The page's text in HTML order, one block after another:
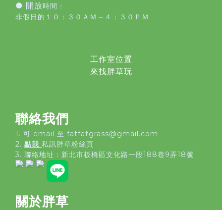
● 開放時間：
非假日的１０：３０ＡＭ～４：３０ＰＭ
工作室位置
來找胖草玩
聯絡我們
1. 可 email 至 fatfatgrass@gmail.com
2. 點我 私訊胖草粉絲頁
3. 聯絡地址： 新北市板橋區文化路一段188巷9弄18號
關於胖草